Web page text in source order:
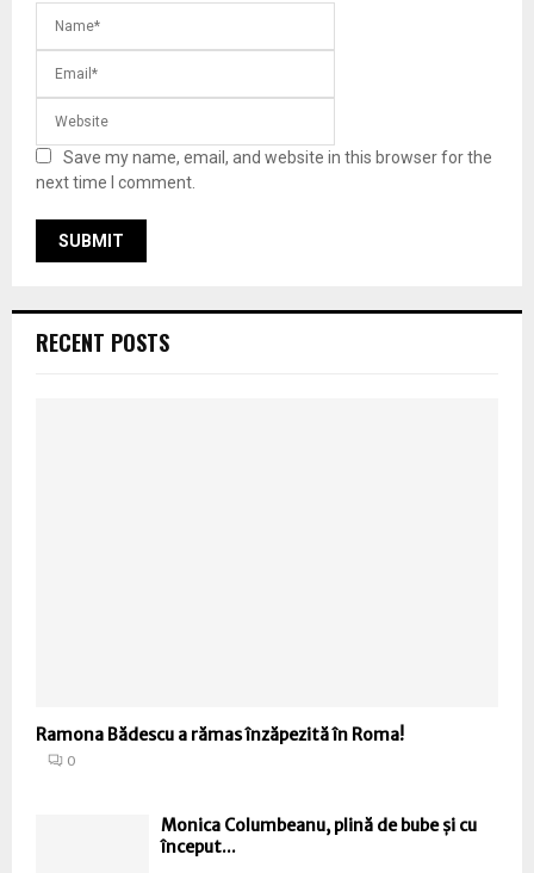
Save my name, email, and website in this browser for the
next time I comment.
RECENT POSTS
Ramona Bădescu a rămas înzăpezită în Roma!
0
Monica Columbeanu, plină de bube și cu
început...